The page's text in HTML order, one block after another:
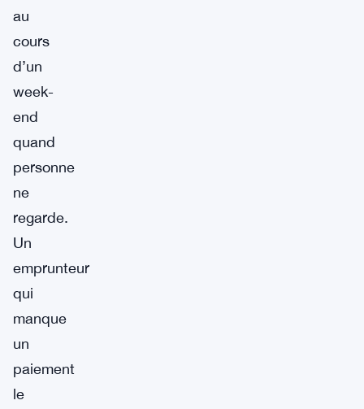
au
cours
d’un
week-
end
quand
personne
ne
regarde.
Un
emprunteur
qui
manque
un
paiement
le